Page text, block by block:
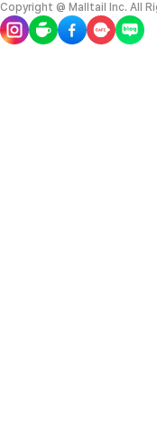
Copyright @ Malltail Inc. All